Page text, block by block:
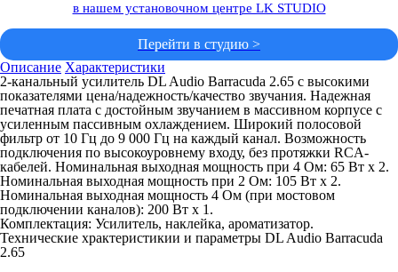
в нашем установочном центре LK STUDIO
Перейти в студию >
Описание Характеристики
2-канальный усилитель DL Audio Barracuda 2.65 с высокими
показателями цена/надежность/качество звучания. Надежная
печатная плата с достойным звучанием в массивном корпусе с
усиленным пассивным охлаждением. Широкий полосовой
фильтр от 10 Гц до 9 000 Гц на каждый канал. Возможность
подключения по высокоуровнему входу, без протяжки RCA-
кабелей. Номинальная выходная мощность при 4 Ом: 65 Вт х 2.
Номинальная выходная мощность при 2 Ом: 105 Вт х 2.
Номинальная выходная мощность 4 Ом (при мостовом
подключении каналов): 200 Вт х 1.
Комплектация: Усилитель, наклейка, ароматизатор.
Технические храктеристикии и параметры DL Audio Barracuda
2.65